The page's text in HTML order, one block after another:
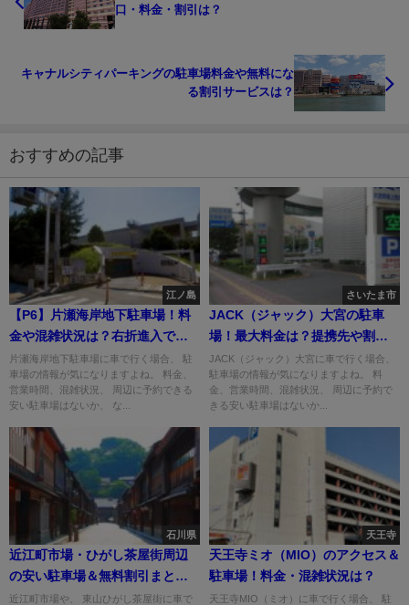
口・料金・割引は？
キャナルシティパーキングの駐車場料金や無料にな
る割引サービスは？
おすすめの記事
江ノ島
【P6】片瀬海岸地下駐車場！料
金や混雑状況は？右折進入でき
る？
片瀬海岸地下駐車場に車で行く場合、 駐
車場の情報が気になりますよね。 料金、
営業時間、混雑状況、 周辺に予約できる
安い駐車場はないか、 な...
さいたま市
JACK（ジャック）大宮の駐車
場！最大料金は？提携先や割引
はある？
JACK（ジャック）大宮に車で行く場合、
駐車場の情報が気になりますよね。 料
金、営業時間、混雑状況、 周辺に予約で
きる安い駐車場はないか...
石川県
近江町市場・ひがし茶屋街周辺
の安い駐車場＆無料割引まと
め！
近江町市場や、 東山ひがし茶屋街に車で
天王寺
天王寺ミオ（MIO）のアクセス＆
駐車場！料金・混雑状況は？
天王寺MIO（ミオ）に車で行く場合、 駐